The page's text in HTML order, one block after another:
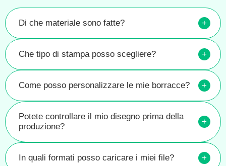
Di che materiale sono fatte? +
Che tipo di stampa posso scegliere? +
Come posso personalizzare le mie borracce? +
Potete controllare il mio disegno prima della
produzione?
+
In quali formati posso caricare i miei file? +